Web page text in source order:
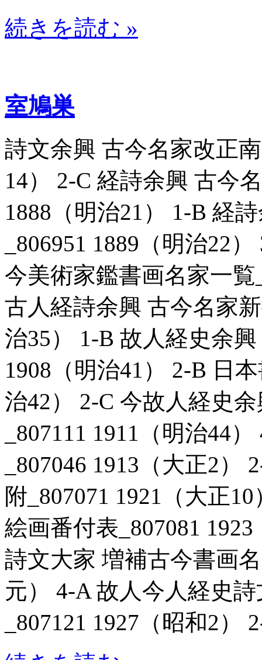
続きを読む »
室鳩巣
詩文余興 古今名家改正
14） 2-C 経詩余興 古今
1888（明治21） 1-B 経
_806951 1889（明治22
今美術家鑑書画名家一覧
古人経詩余興 古今名家
治35） 1-B 故人経史余
1908（明治41） 2-B 日
治42） 2-C 今故人経史
_807111 1911（明治44
_807046 1913（大正2
附_807071 1921（大正
絵画番付表_807081
詩文大家 増補古今書画
元） 4-A 故人今人経史
_807121 1927（昭和2）